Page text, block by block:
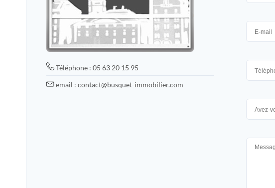
Téléphone : 05 63 20 15 95
email : contact@busquet-immobilier.com